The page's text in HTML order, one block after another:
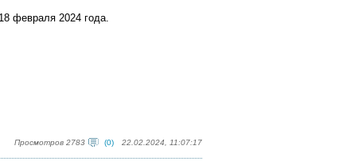
февраля 2024 года.
Просмотров 2783 (0) 22.02.2024, 11:07:17